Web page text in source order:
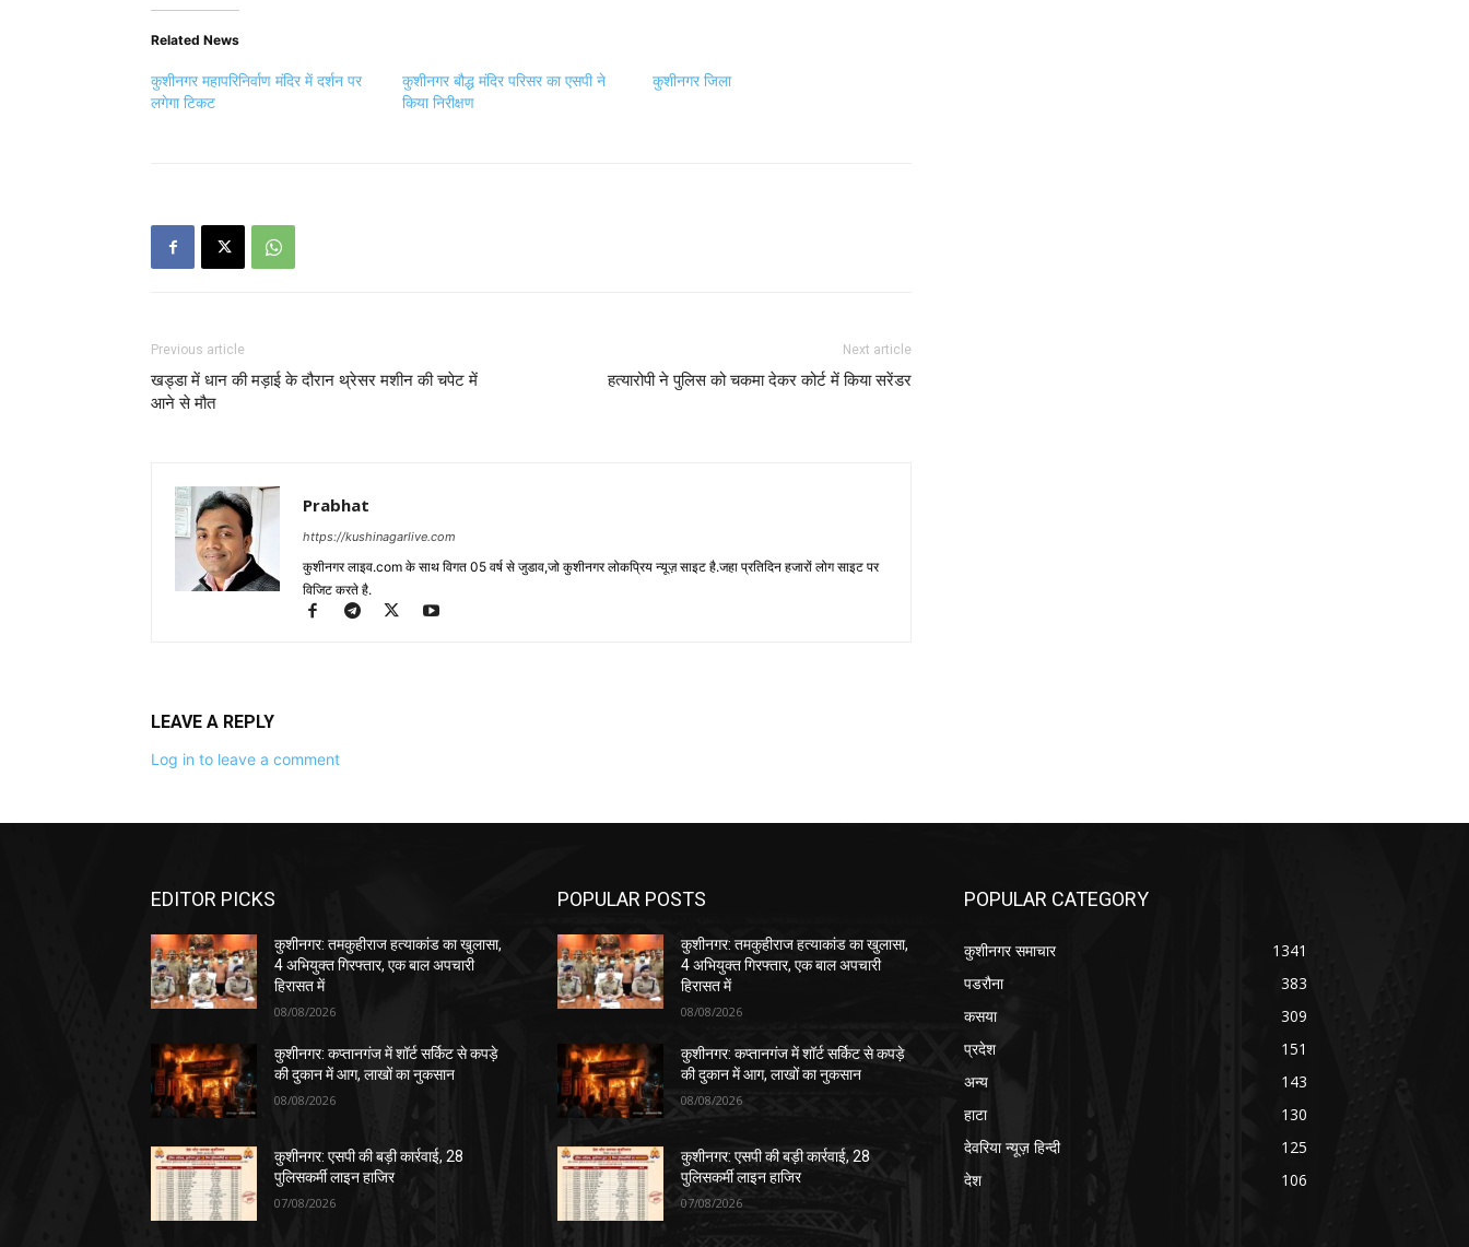
Related News
कुशीनगर महापरिनिर्वाण मंदिर में दर्शन पर
लगेगा टिकट
कुशीनगर बौद्ध मंदिर परिसर का एसपी ने
किया निरीक्षण
कुशीनगर जिला
Previous article
खड्डा में धान की मड़ाई के दौरान थ्रेसर मशीन की चपेट में
आने से मौत
Next article
हत्यारोपी ने पुलिस को चकमा देकर कोर्ट में किया सरेंडर
Prabhat
https://kushinagarlive.com
कुशीनगर लाइव.com के साथ विगत 05 वर्ष से जुडाव,जो कुशीनगर लोकप्रिय न्यूज़ साइट है.जहा प्रतिदिन हजारों लोग साइट पर
विजिट करते है.
LEAVE A REPLY
Log in to leave a comment
EDITOR PICKS
कुशीनगर: तमकुहीराज हत्याकांड का खुलासा,
4 अभियुक्त गिरफ्तार, एक बाल अपचारी
हिरासत में
08/08/2026
कुशीनगर: कप्तानगंज में शॉर्ट सर्किट से कपड़े
की दुकान में आग, लाखों का नुकसान
08/08/2026
कुशीनगर: एसपी की बड़ी कार्रवाई, 28
पुलिसकर्मी लाइन हाजिर
07/08/2026
POPULAR POSTS
कुशीनगर: तमकुहीराज हत्याकांड का खुलासा,
4 अभियुक्त गिरफ्तार, एक बाल अपचारी
हिरासत में
08/08/2026
कुशीनगर: कप्तानगंज में शॉर्ट सर्किट से कपड़े
की दुकान में आग, लाखों का नुकसान
08/08/2026
कुशीनगर: एसपी की बड़ी कार्रवाई, 28
पुलिसकर्मी लाइन हाजिर
07/08/2026
POPULAR CATEGORY
कुशीनगर समाचार
1341
पडरौना
383
कसया
309
प्रदेश
151
अन्य
143
हाटा
130
देवरिया न्यूज़ हिन्दी
125
देश
106